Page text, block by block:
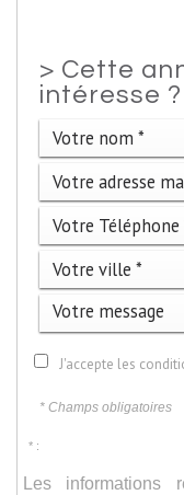
> Cette
intéresse ?
J'accepte les
* Champs obligatoires
* :
Les informations